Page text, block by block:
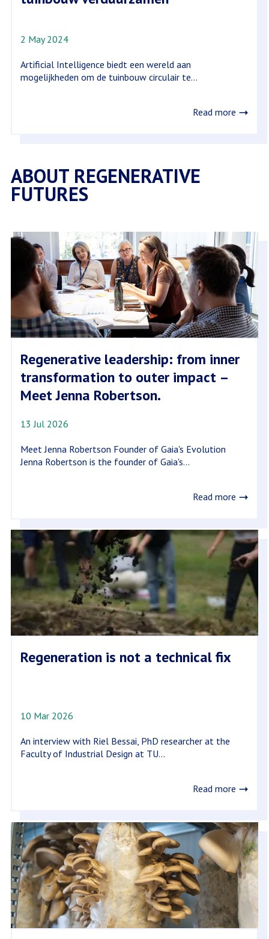
2 May 2024
Artificial Intelligence biedt een wereld aan
mogelijkheden om de tuinbouw circulair te...
Read more
ABOUT REGENERATIVE
FUTURES
Regenerative leadership: from inner
transformation to outer impact –
Meet Jenna Robertson.
13 Jul 2026
Meet Jenna Robertson Founder of Gaia's Evolution
Jenna Robertson is the founder of Gaia's...
Read more
Regeneration is not a technical fix
10 Mar 2026
An interview with Riel Bessai, PhD researcher at the
Faculty of Industrial Design at TU...
Read more